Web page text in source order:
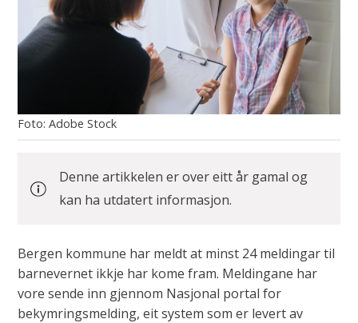
Adobe Stock
Denne artikkelen er over eitt år gamal og
kan ha utdatert informasjon.
Bergen kommune har meldt at minst 24 meldingar til
barnevernet ikkje har kome fram. Meldingane har
vore sende inn gjennom Nasjonal portal for
bekymringsmelding, eit system som er levert av